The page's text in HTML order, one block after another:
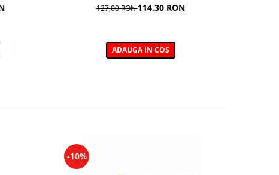
Beauty Powder Brush
127,00 RON114,30 RON
ADAUGA IN COS
-10%